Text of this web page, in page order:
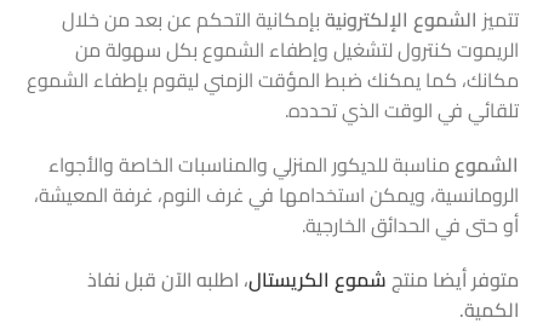
تتميز الشموع الإلكترونيةبإمكانية التحكم عن بعد من خلال
الريموت كنترول لتشغيل وإطفاء الشموع بكل سهولة من
مكانك، كما يمكنك ضبط المؤقت الزمني ليقوم بإطفاء الشموع
تلقائي في الوقت الذي تحدده.
الشموعمناسبة للديكور المنزلي والمناسبات الخاصة والأجواء
الرومانسية، ويمكن استخدامها في غرف النوم، غرفة المعيشة،
أو حتى في الحدائق الخارجية.
متوفر أيضا منتجشموع الكريستال، اطلبه الآن قبل نفاذ
الكمية.